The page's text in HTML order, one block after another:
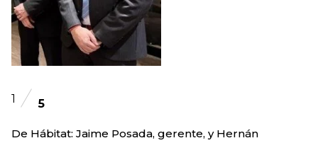
1 5
De Hábitat: Jaime Posada, gerente, y Hernán